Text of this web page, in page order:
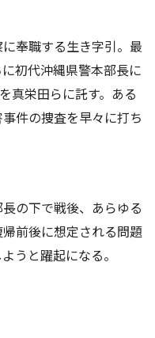
奉職する生き字引。最
初代沖縄県警本部長に
真栄田らに託す。ある
件の捜査を早々に打ち
の下で戦後、あらゆる
前後に想定される問題
うと躍起になる。